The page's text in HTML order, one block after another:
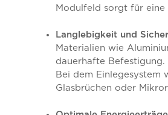
Modulfeld sorgt für eine
Langlebigkeit und
Materialien wie
dauerhafte Befestigung.
Bei dem Einlegesystem
Glasbrüchen oder